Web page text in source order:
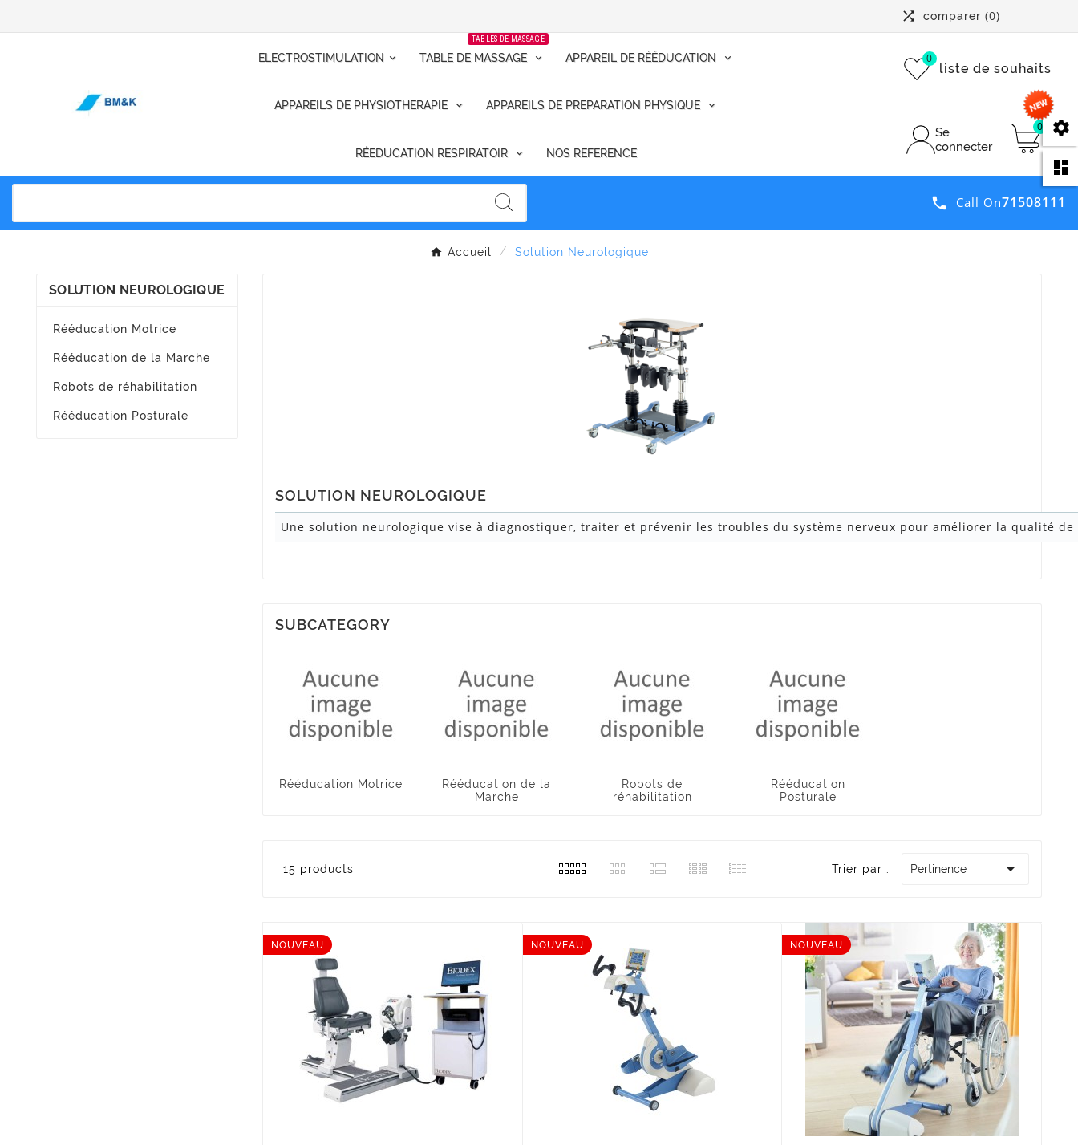
 comparer (0)
ELECTROSTIMULATION TABLE DE MASSAGE
TABLES DE MASSAGE
APPAREIL DE RÉÉDUCATION
APPAREILS DE PHYSIOTHERAPIE APPAREILS DE PREPARATION PHYSIQUE
RÉEDUCATION RESPIRATOIR NOS REFERENCE
liste de souhaits
0
Se
connecter
0
 Call On71508111
Accueil Solution Neurologique
SOLUTION NEUROLOGIQUE
Rééducation Motrice
Rééducation de la Marche
Robots de réhabilitation
Rééducation Posturale
SOLUTION NEUROLOGIQUE
Une solution neurologique vise à diagnostiquer, traiter et prévenir les troubles du système nerveux pour améliorer la qualité
SUBCATEGORY
Rééducation Motrice
Rééducation de la
Marche
Robots de
réhabilitation
Rééducation
Posturale
15 products Trier par : Pertinence 
NOUVEAU NOUVEAU NOUVEAU
 